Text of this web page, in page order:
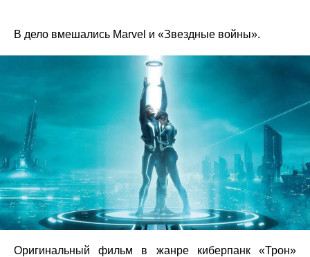
В дело вмешались Marvel и «Звездные войны».
Оригинальный фильм в жанре киберпанк «Трон»